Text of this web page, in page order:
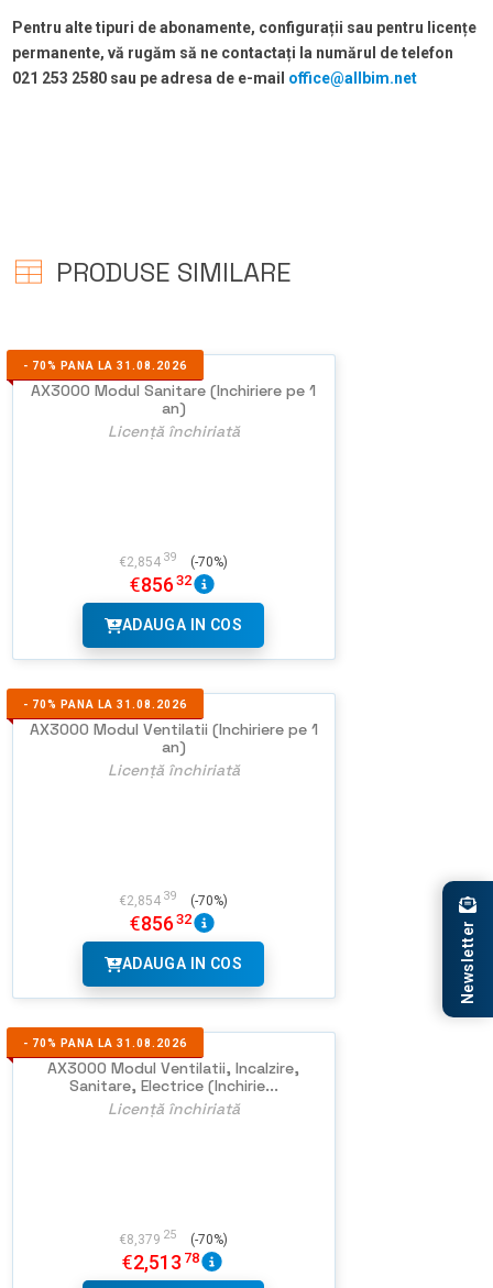
Pentru alte tipuri de abonamente, configurații sau pentru licențe
permanente, vă rugăm să ne contactați la numărul de telefon
021 253 2580 sau pe adresa de e-mail office@allbim.net
PRODUSE SIMILARE
- 70% PANA LA 31.08.2026
AX3000 Modul Sanitare (Inchiriere pe 1
an)
Licență închiriată
€2,854 39 (-70%)
€85632
ADAUGA IN COS
- 70% PANA LA 31.08.2026
AX3000 Modul Ventilatii (Inchiriere pe 1
an)
Licență închiriată
€2,854 39 (-70%)
€85632
ADAUGA IN COS
- 70% PANA LA 31.08.2026
AX3000 Modul Ventilatii, Incalzire,
Sanitare, Electrice (Inchirie...
Licență închiriată
€8,379 25 (-70%)
€2,513 78
Newsletter